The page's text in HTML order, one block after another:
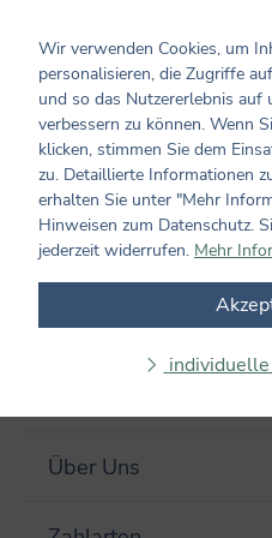
Keine Produkte
Newsletter
Über Uns
Wir verwenden Cookies, um
personalisieren, die Zugriffe
und so das Nutzererlebnis auf
verbessern zu können. Wenn
klicken, stimmen Sie dem
zu. Detaillierte Informationen
erhalten Sie unter "Mehr
Hinweisen zum Datenschutz.
jederzeit widerrufen. Mehr